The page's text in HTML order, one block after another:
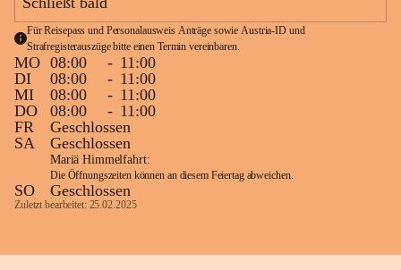
Für Reisepass und Personalausweis Anträge sowie Austria-ID und
Strafregisterauszüge bitte einen Termin vereinbaren.
MO 08:00 - 11:00
DI
08:00 - 11:00
MI
08:00 - 11:00
DO
08:00 - 11:00
FR
Geschlossen
SA
Geschlossen
Mariä Himmelfahrt:
Die Öffnungszeiten können an diesem Feiertag abweichen.
SO Geschlossen
Zuletzt bearbeitet: 25.02.2025